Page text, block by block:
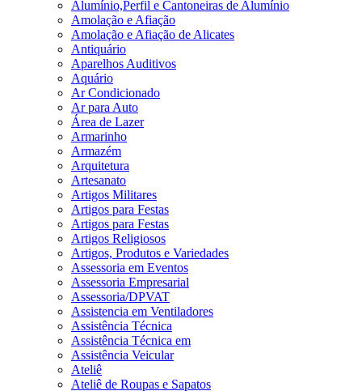
Alumínio,Perfil e Cantoneiras de Alumínio
Amolação e Afiação
Amolação e Afiação de Alicates
Antiquário
Aparelhos Auditivos
Aquário
Ar Condicionado
Ar para Auto
Área de Lazer
Armarinho
Armazém
Arquitetura
Artesanato
Artigos Militares
Artigos para Festas
Artigos para Festas
Artigos Religiosos
Artigos, Produtos e Variedades
Assessoria em Eventos
Assessoria Empresarial
Assessoria/DPVAT
Assistencia em Ventiladores
Assistência Técnica
Assistência Técnica em
Assistência Veicular
Ateliê
Ateliê de Roupas e Sapatos